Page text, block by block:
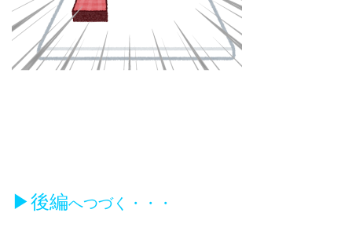
▶後編へつづく・・・